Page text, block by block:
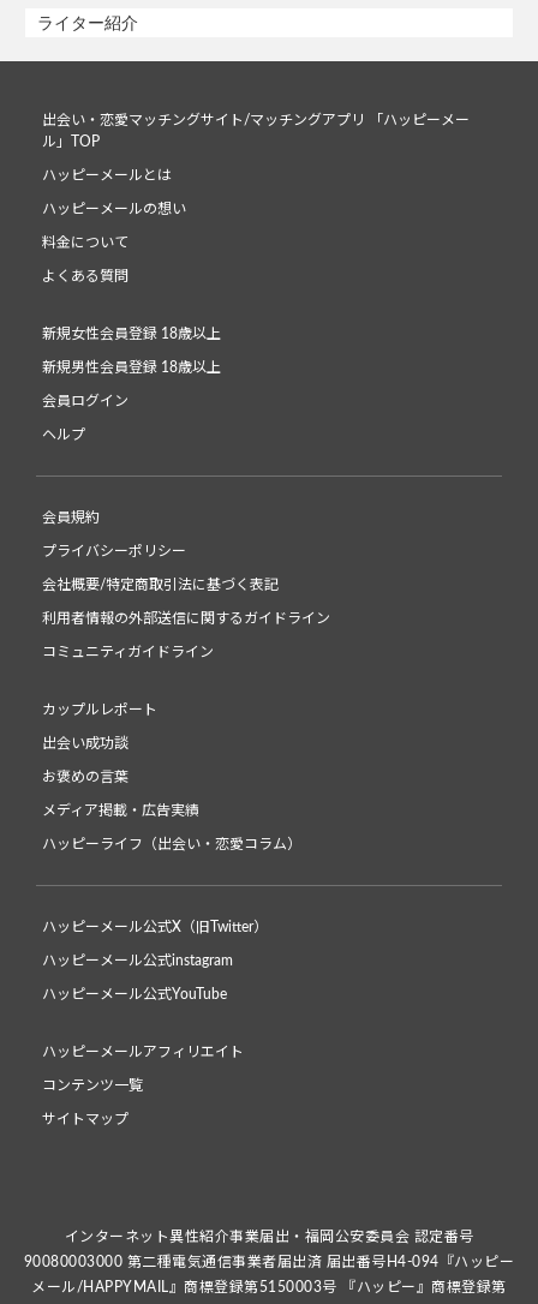
ライター紹介
出会い・恋愛マッチングサイト/マッチングアプリ 「ハッピーメー
ル」TOP
ハッピーメールとは
ハッピーメールの想い
料金について
よくある質問
新規女性会員登録 18歳以上
新規男性会員登録 18歳以上
会員ログイン
ヘルプ
会員規約
プライバシーポリシー
会社概要/特定商取引法に基づく表記
利用者情報の外部送信に関するガイドライン
コミュニティガイドライン
カップルレポート
出会い成功談
お褒めの言葉
メディア掲載・広告実績
ハッピーライフ（出会い・恋愛コラム）
ハッピーメール公式X（旧Twitter）
ハッピーメール公式instagram
ハッピーメール公式YouTube
ハッピーメールアフィリエイト
コンテンツ一覧
サイトマップ
インターネット異性紹介事業届出・福岡公安委員会 認定番号
90080003000 第二種電気通信事業者届出済 届出番号H4-094『ハッピー
メール/HAPPYMAIL』商標登録第5150003号 『ハッピー』商標登録第